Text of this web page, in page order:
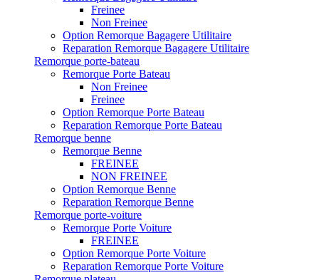
Freinee
Non Freinee
Option Remorque Bagagere Utilitaire
Reparation Remorque Bagagere Utilitaire
Remorque porte-bateau
Remorque Porte Bateau
Non Freinee
Freinee
Option Remorque Porte Bateau
Reparation Remorque Porte Bateau
Remorque benne
Remorque Benne
FREINEE
NON FREINEE
Option Remorque Benne
Reparation Remorque Benne
Remorque porte-voiture
Remorque Porte Voiture
FREINEE
Option Remorque Porte Voiture
Reparation Remorque Porte Voiture